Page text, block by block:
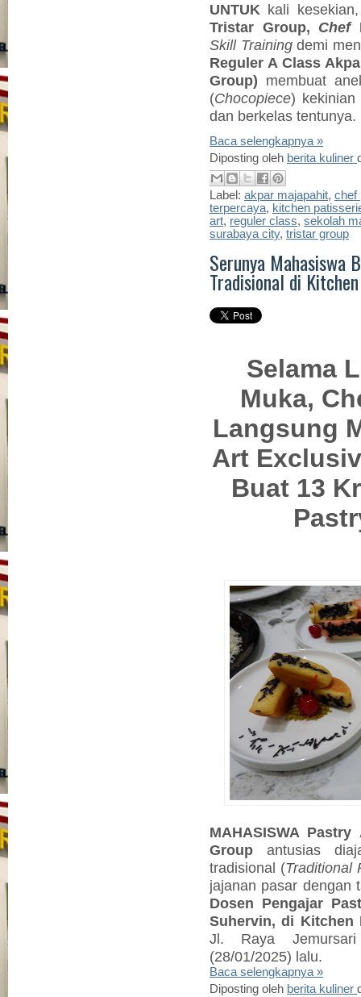
UNTUK kali kesekian,
Tristar Group, Chef
Skill Training demi
Reguler A Class
Group) membuat
(Chocopiece) kekinian
dan berkelas tentunya.
Baca selengkapnya »
Diposting oleh berita kuliner
Label: akpar majapahit, chef
terpercaya, kitchen
art, reguler class, sekolah
surabaya city, tristar group
Serunya Mahasiswa
Tradisional di
Selama
Muka,
Langsung
Art
Buat 13
MAHASISWA
Groupantusias
tradisional (Traditional
jajanan pasar dengan
Dosen Pengajar
Suhervin, di Kitchen
Jl. Raya
(28/01/2025) lalu.
Baca selengkapnya »
Diposting oleh berita kuliner